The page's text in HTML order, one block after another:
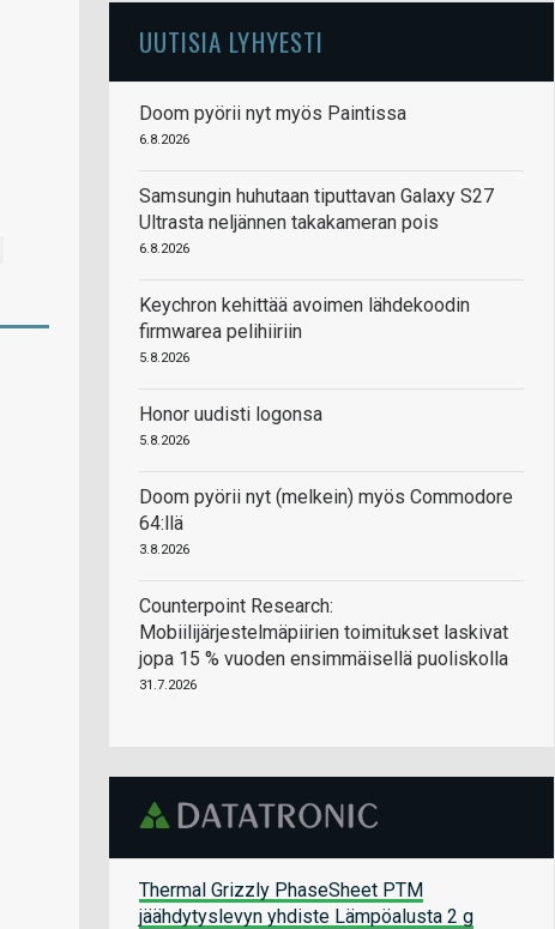
UUTISIA LYHYESTI
Doom pyörii nyt myös Paintissa
6.8.2026
Samsungin huhutaan tiputtavan Galaxy S27
Ultrasta neljännen takakameran pois
6.8.2026
Keychron kehittää avoimen lähdekoodin
firmwarea pelihiiriin
5.8.2026
Honor uudisti logonsa
5.8.2026
Doom pyörii nyt (melkein) myös Commodore
64:llä
3.8.2026
Counterpoint Research:
Mobiilijärjestelmäpiirien toimitukset laskivat
jopa 15 % vuoden ensimmäisellä puoliskolla
31.7.2026
Thermal Grizzly PhaseSheet PTM
jäähdytyslevyn yhdiste Lämpöalusta 2 g